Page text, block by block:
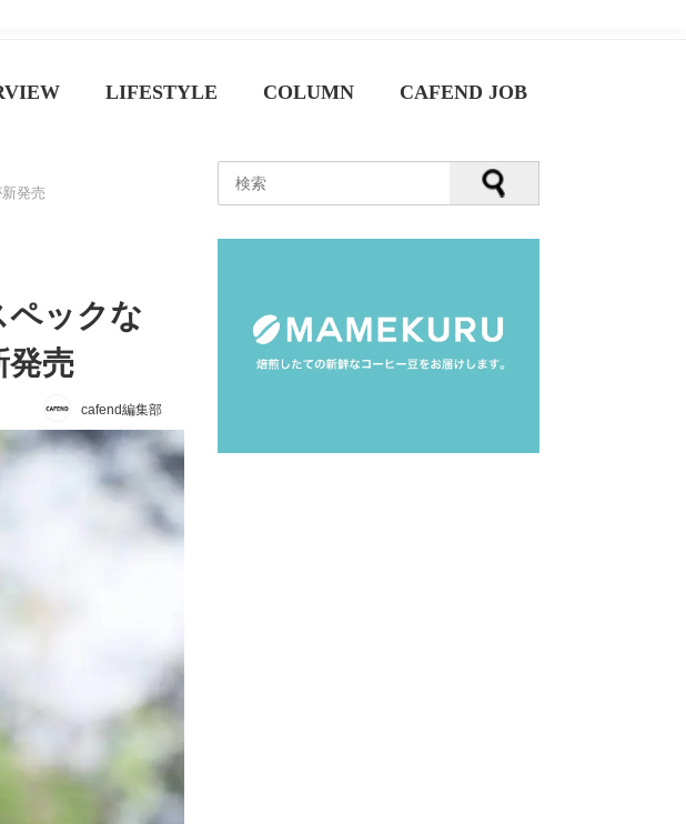
LIFESTYLE COLUMN CAFEND JOB
発売
ペックな
発売
cafend編集部